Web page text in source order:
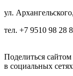
ул.
тел. +7 9510 98 28
Поделиться сайтом
в социальных